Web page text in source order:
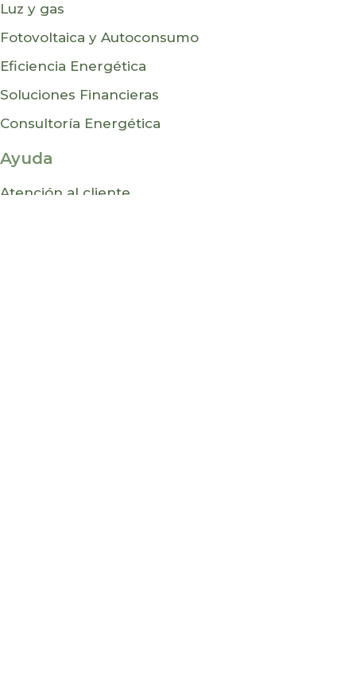
Luz y gas
Fotovoltaica y Autoconsumo
Eficiencia Energética
Soluciones Financieras
Consultoría Energética
Ayuda
Atención al cliente